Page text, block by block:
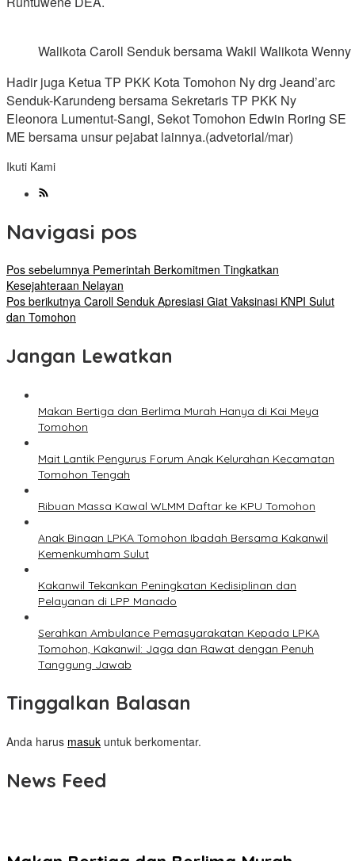
Walikota Caroll Senduk bersama Wakil Walikota
Hadir juga Ketua TP PKK Kota Tomohon Ny drg Jeand’arc
Senduk-Karundeng bersama Sekretaris TP PKK Ny
Eleonora Lumentut-Sangi, Sekot Tomohon Edwin Roring SE
ME bersama unsur pejabat lainnya.(advetorial/mar)
Ikuti Kami
Navigasi pos
Pos sebelumnya Pemerintah Berkomitmen Tingkatkan
Kesejahteraan Nelayan
Pos berikutnya Caroll Senduk Apresiasi Giat Vaksinasi KNPI Sulut
dan Tomohon
Jangan Lewatkan
Makan Bertiga dan Berlima Murah Hanya di Kai Meya
Tomohon
Mait Lantik Pengurus Forum Anak Kelurahan Kecamatan
Tomohon Tengah
Ribuan Massa Kawal WLMM Daftar ke KPU Tomohon
Anak Binaan LPKA Tomohon Ibadah Bersama Kakanwil
Kemenkumham Sulut
Kakanwil Tekankan Peningkatan Kedisiplinan dan
Pelayanan di LPP Manado
Serahkan Ambulance Pemasyarakatan Kepada LPKA
Tomohon, Kakanwil: Jaga dan Rawat dengan Penuh
Tanggung Jawab
Tinggalkan Balasan
Anda harus masuk untuk berkomentar.
News Feed